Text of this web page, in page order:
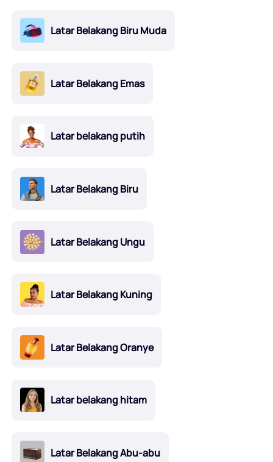
Latar Belakang Biru Muda
Latar Belakang Emas
Latar belakang putih
Latar Belakang Biru
Latar Belakang Ungu
Latar Belakang Kuning
Latar Belakang Oranye
Latar belakang hitam
Latar Belakang Abu-abu